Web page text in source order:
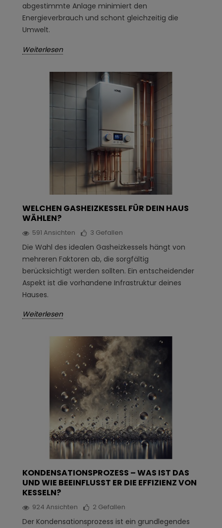
abgestimmte Anlage minimiert den
Energieverbrauch und schont gleichzeitig die
Umwelt.
Weiterlesen
WELCHEN GASHEIZKESSEL FÜR DEIN HAUS
WÄHLEN?
591 Ansichten 3 Gefallen
Die Wahl des idealen Gasheizkessels hängt von
mehreren Faktoren ab, die sorgfältig
berücksichtigt werden sollten. Ein entscheidender
Aspekt ist die vorhandene Infrastruktur deines
Hauses.
Weiterlesen
KONDENSATIONSPROZESS – WAS IST DAS
UND WIE BEEINFLUSST ER DIE EFFIZIENZ VON
KESSELN?
924 Ansichten 2 Gefallen
Der Kondensationsprozess ist ein grundlegendes